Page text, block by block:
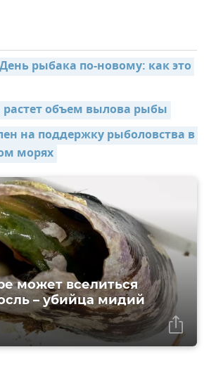
рыбака по-новому: как это
объем вылова рыбы
на поддержку рыболовства в
морях
может вселиться
– убийца мидий